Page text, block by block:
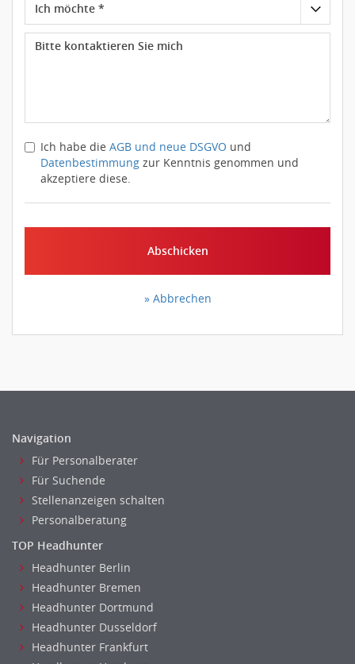
Ich habe die AGB und neue DSGVO und
Datenbestimmung zur Kenntnis genommen und
akzeptiere diese.
Abschicken
» Abbrechen
Navigation
Für Personalberater
Für Suchende
Stellenanzeigen schalten
Personalberatung
TOP Headhunter
Headhunter Berlin
Headhunter Bremen
Headhunter Dortmund
Headhunter Dusseldorf
Headhunter Frankfurt